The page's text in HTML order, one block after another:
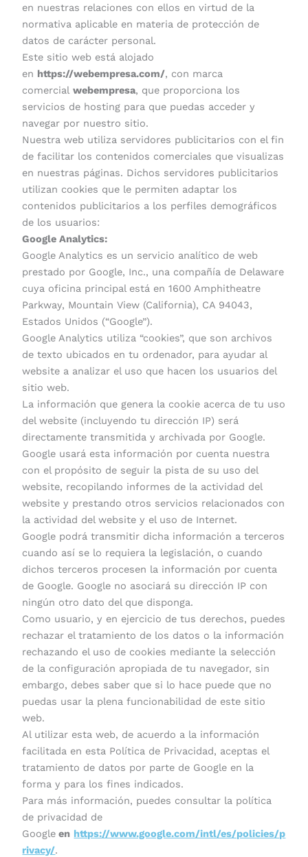
en nuestras relaciones con ellos en virtud de la
normativa aplicable en materia de protección de
datos de carácter personal.
Este sitio web está alojado
en https://webempresa.com/, con marca
comercialwebempresa, que proporciona los
servicios de hosting para que puedas acceder y
navegar por nuestro sitio.
Nuestra web utiliza servidores publicitarios con el fin
de facilitar los contenidos comerciales que visualizas
en nuestras páginas. Dichos servidores publicitarios
utilizan cookies que le permiten adaptar los
contenidos publicitarios a los perfiles demográficos
de los usuarios:
Google Analytics:
Google Analytics es un servicio analítico de web
prestado por Google, Inc., una compañía de Delaware
cuya oficina principal está en 1600 Amphitheatre
Parkway, Mountain View (California), CA 94043,
Estados Unidos (“Google”).
Google Analytics utiliza “cookies”, que son archivos
de texto ubicados en tu ordenador, para ayudar al
website a analizar el uso que hacen los usuarios del
sitio web.
La información que genera la cookie acerca de tu uso
del website (incluyendo tu dirección IP) será
directamente transmitida y archivada por Google.
Google usará esta información por cuenta nuestra
con el propósito de seguir la pista de su uso del
website, recopilando informes de la actividad del
website y prestando otros servicios relacionados con
la actividad del website y el uso de Internet.
Google podrá transmitir dicha información a terceros
cuando así se lo requiera la legislación, o cuando
dichos terceros procesen la información por cuenta
de Google. Google no asociará su dirección IP con
ningún otro dato del que disponga.
Como usuario, y en ejercicio de tus derechos, puedes
rechazar el tratamiento de los datos o la información
rechazando el uso de cookies mediante la selección
de la configuración apropiada de tu navegador, sin
embargo, debes saber que si lo hace puede que no
puedas usar la plena funcionabilidad de este sitio
web.
Al utilizar esta web, de acuerdo a la información
facilitada en esta Política de Privacidad, aceptas el
tratamiento de datos por parte de Google en la
forma y para los fines indicados.
Para más información, puedes consultar la política
de privacidad de
Google en https://www.google.com/intl/es/policies/p
rivacy/.